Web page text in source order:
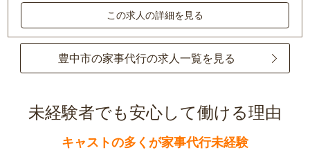
この求人の詳細を見る
豊中市の家事代行の求人一覧を見る
未経験者でも安心して働ける理由
キャストの多くが家事代行未経験